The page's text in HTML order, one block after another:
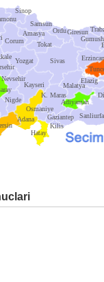
Sinop
Corum
Yozgat
Nevsehir
Nigde
Adana
Hatay
K. Maras
Kayseri
Sivas
Tokat
Amasya
Samsun
OrduGiresun
Erzincan
Malatya
Gaziantep Sanliurfa
Adiyaman
Elazig
Kilis
Osmaniye